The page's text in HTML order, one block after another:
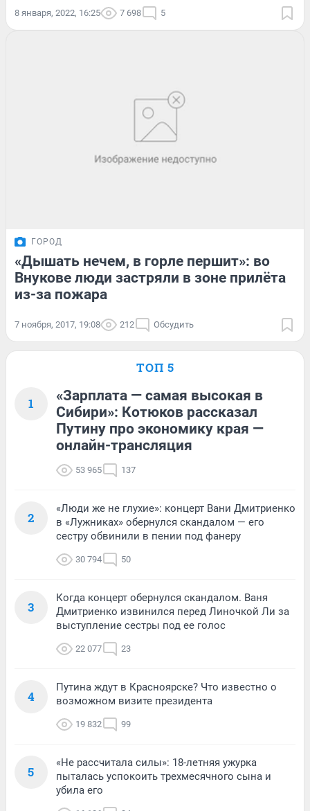
8 января, 2022, 16:25 7 698 5
ГОРОД
«Дышать нечем, в горле першит»: во
Внукове люди застряли в зоне прилёта
из-за пожара
7 ноября, 2017, 19:08 212 Обсудить
ТОП 5
1
«Зарплата — самая высокая в
Сибири»: Котюков рассказал
Путину про экономику края —
онлайн-трансляция
53 965 137
2
«Люди же не глухие»: концерт Вани Дмитриенко
в «Лужниках» обернулся скандалом — его
сестру обвинили в пении под фанеру
30 794 50
3
Когда концерт обернулся скандалом. Ваня
Дмитриенко извинился перед Линочкой Ли за
выступление сестры под ее голос
22 077 23
4
Путина ждут в Красноярске? Что известно о
возможном визите президента
19 832 99
5
«Не рассчитала силы»: 18-летняя ужурка
пыталась успокоить трехмесячного сына и
убила его